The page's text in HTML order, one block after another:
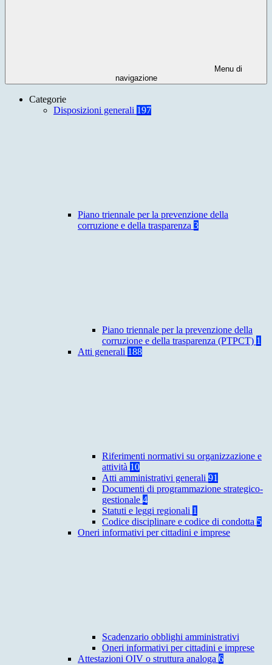
Menu di
navigazione
Categorie
Disposizioni generali 197
Piano triennale per la prevenzione della
corruzione e della trasparenza 3
Piano triennale per la prevenzione della
corruzione e della trasparenza (PTPCT) 1
Atti generali 188
Riferimenti normativi su organizzazione e
attività 10
Atti amministrativi generali 91
Documenti di programmazione strategico-
gestionale 4
Statuti e leggi regionali 1
Codice disciplinare e codice di condotta 5
Oneri informativi per cittadini e imprese
Scadenzario obblighi amministrativi
Oneri informativi per cittadini e imprese
Attestazioni OIV o struttura analoga 6